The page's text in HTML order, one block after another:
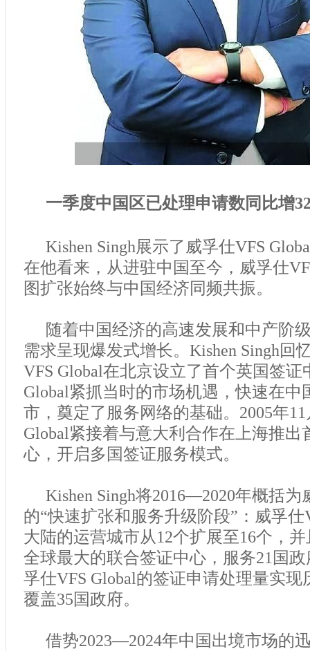
一季度中国区已处理申请数同比增
Kishen Singh展示了威孚仕VFS
在他看来，从进驻中国至今，威孚仕
图扩张始终与中国经济同频共振。
随着中国经济的高速发展和中产阶
需求呈现爆发式增长。Kishen Singh回
VFS Global在北京设立了首个英国签证
Global紧抓当时的市场机遇，快速在中
市，奠定了服务网络的基础。2005年
Global紧接着与意大利合作在上海推出
心，开启多国签证服务模式。
Kishen Singh将2016—2020年概括为
的“快速扩张和服务升级阶段”：威孚仕
大陆的运营城市从12个扩展至16个，
全球最大的联合签证中心，服务21国政
孚仕VFS Global的签证申请处理量实现
覆盖35国政府。
借势2023—2024年中国出境市场的